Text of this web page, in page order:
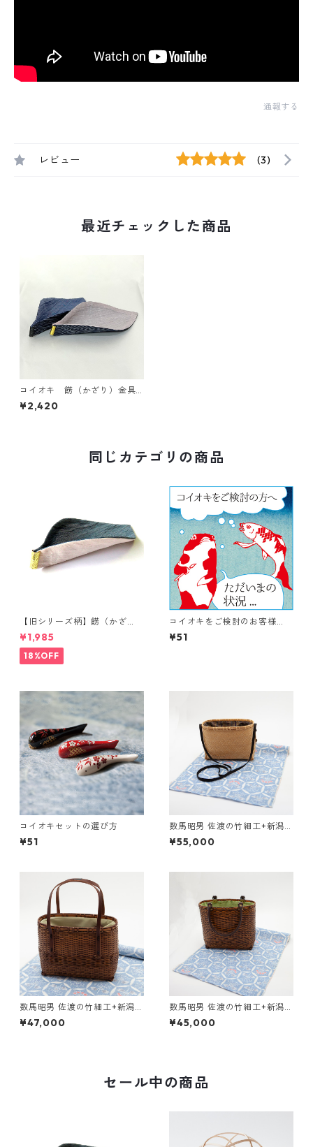
通報する
レビュー (3)
最近チェックした商品
コイオキ 餝（かざり）金具
付き 小千谷縮コースター（単
品）
¥2,420
同じカテゴリの商品
【旧シリーズ柄】餝（かざ
り）金具付き 小千谷縮コース
ター（単品）
¥1,985
18%OFF
コイオキをご検討のお客様
へ 料金変更と受注状況のご
案内
¥51
コイオキセットの選び方
¥51
数馬昭男 佐渡の竹細工+新潟の
伝統織物 ショルダーバッ
グ アジロ 白竹 小【予約
¥55,000
数馬昭男 佐渡の竹細工+新潟の
伝統織物 手提げバッグ 静
海入 皮手 小【予約受付】
¥47,000
数馬昭男 佐渡の竹細工+新潟の
伝統織物 手提げバッグ
深 山路あみ【予約受付】
¥45,000
セール中の商品